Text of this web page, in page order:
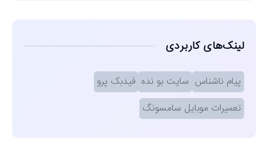
لینک‌های کاربردی
پیام ناشناس سایت بو نده فیدبک پرو
تعمیرات موبایل سامسونگ